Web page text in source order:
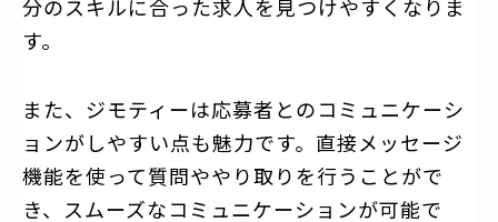
分のスキルに合った求人を見つけやすくなりま
す。
また、ジモティーは応募者とのコミュニケーシ
ョンがしやすい点も魅力です。直接メッセージ
機能を使って質問ややり取りを行うことがで
き、スムーズなコミュニケーションが可能で